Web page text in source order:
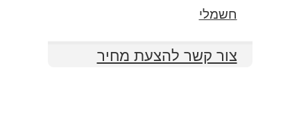
חשמלי
צור קשר להצעת מחיר